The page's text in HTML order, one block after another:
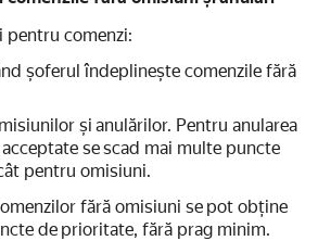
pentru comenzi:
șoferul îndeplinește comenzile fără
și anulărilor. Pentru anularea
se scad mai multe puncte
pentru omisiuni.
fără omisiuni se pot obține
de prioritate, fără prag minim.